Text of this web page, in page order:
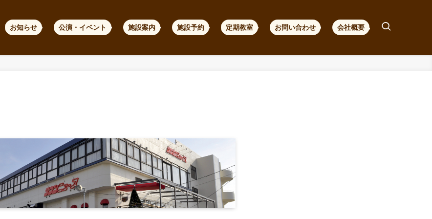
お知らせ 公演・イベント 施設案内 施設予約 定期教室 お問い合わせ 会社概要